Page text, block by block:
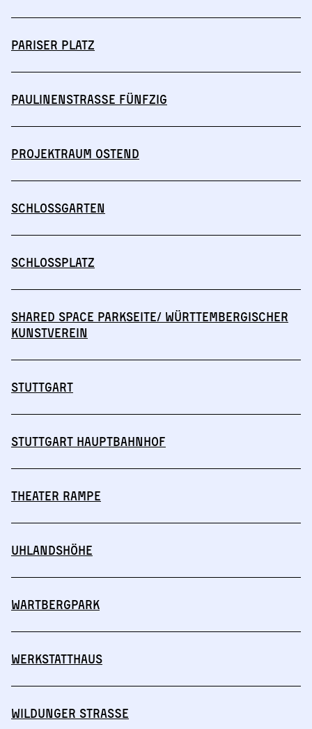
Pariser Platz
Paulinenstraße Fünfzig
Projektraum Ostend
Schlossgarten
Schlossplatz
Shared Space Parkseite/ Württembergischer
Kunstverein
Stuttgart
Stuttgart Hauptbahnhof
Theater Rampe
Uhlandshöhe
Wartbergpark
Werkstatthaus
Wildunger Straße